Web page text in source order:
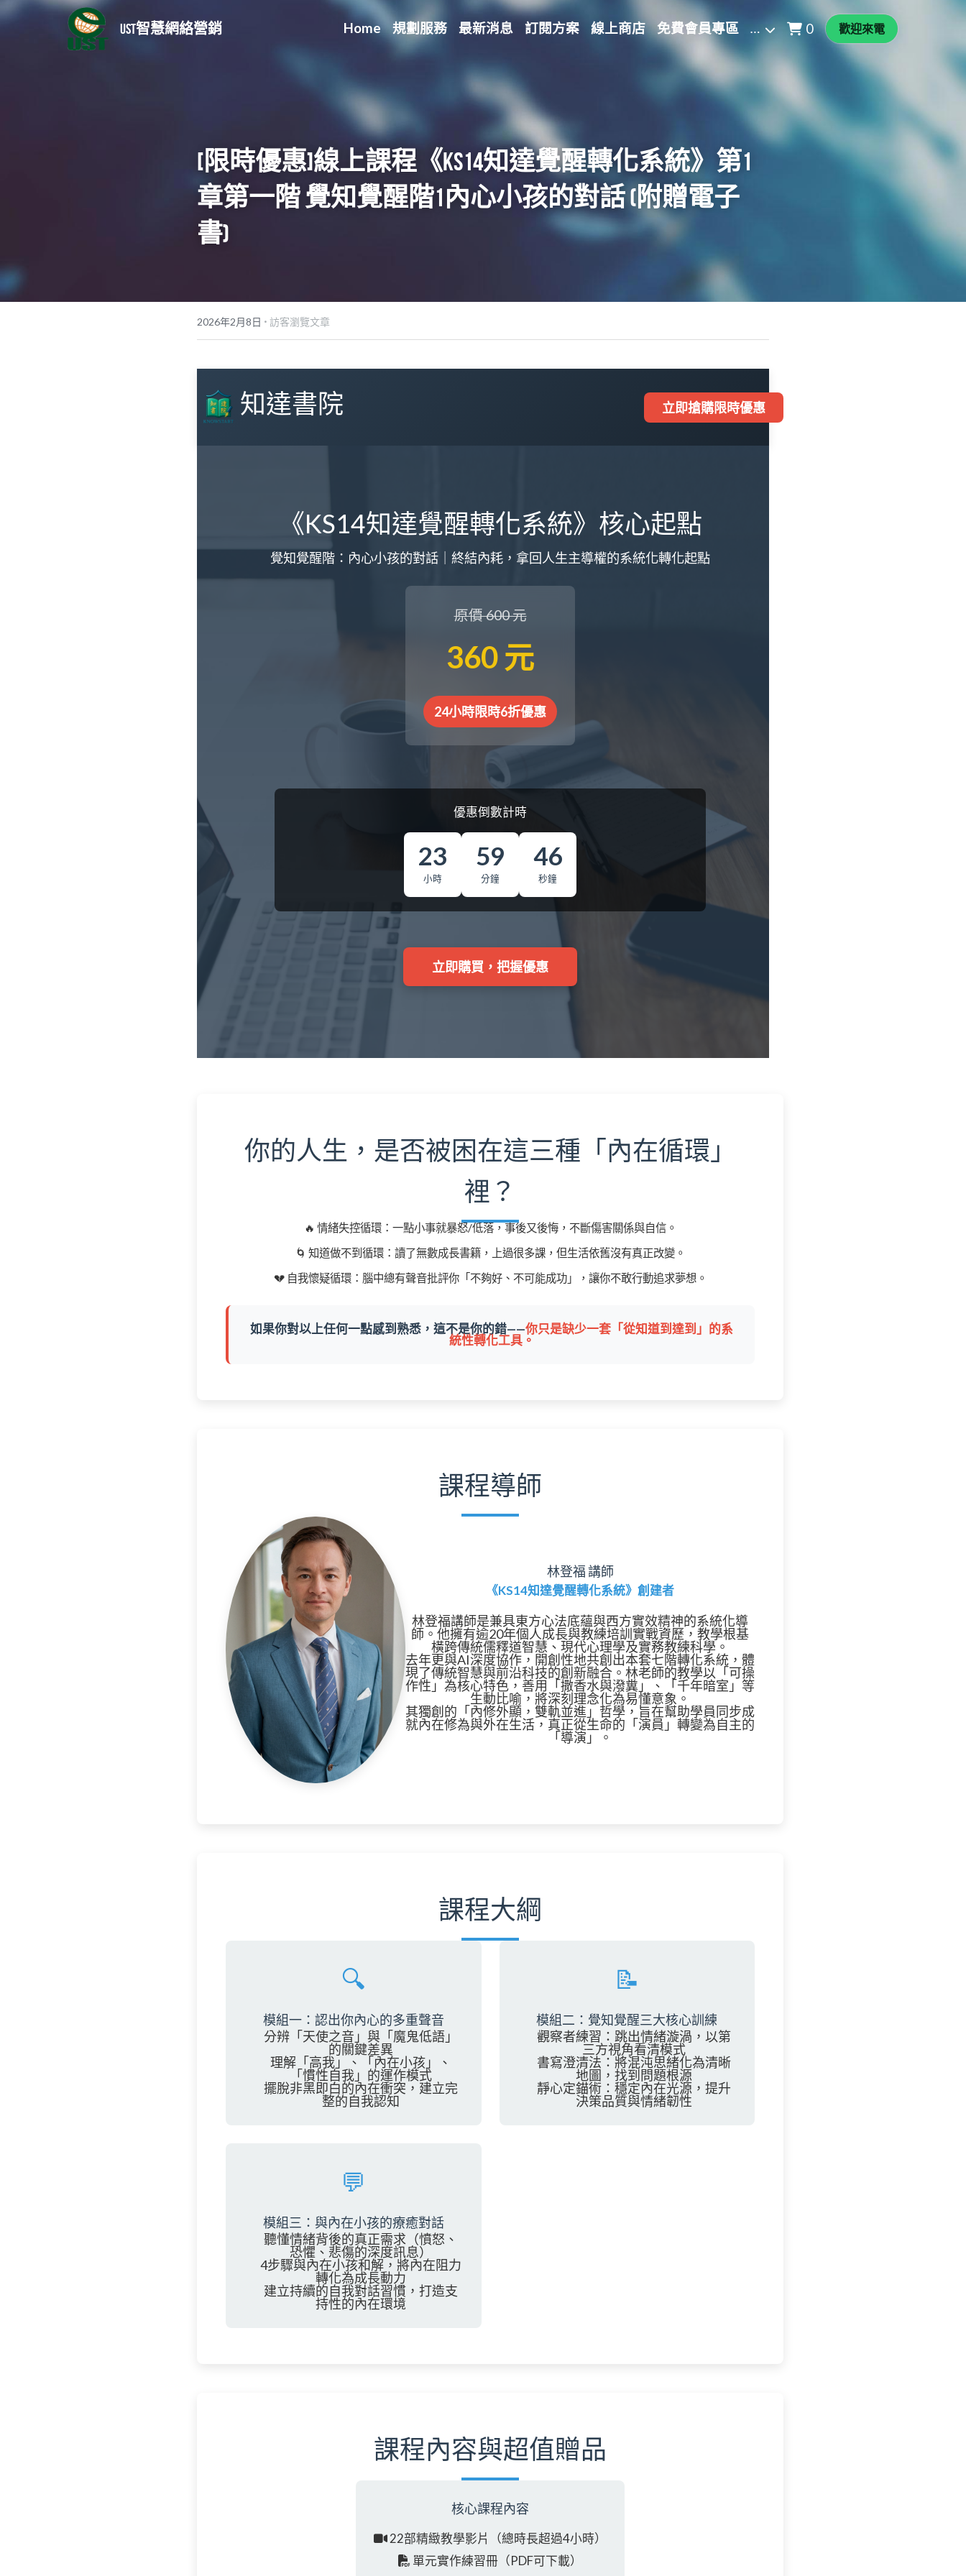
UST智慧網絡營銷 Home 規劃服務 最新消息 訂閱方案 線上商店 免費會員專區 … 0 歡迎來電
[限時優惠]線上課程《KS14知達覺醒轉化系統》第1
章第一階 覺知覺醒階1內心小孩的對話 (附贈電子
書)
2026年2月8日 · 訪客瀏覽文章
知達書院 立即搶購限時優惠
《KS14知達覺醒轉化系統》核心起點
覺知覺醒階：內心小孩的對話｜終結內耗，拿回人生主導權的系統化轉化起點
原價 600 元
360 元
24小時限時6折優惠
優惠倒數計時
23
小時
59
分鐘
45
秒鐘
立即購買，把握優惠
你的人生，是否被困在這三種「內在循環」
裡？
🔥 情緒失控循環：一點小事就暴怒/低落，事後又後悔，不斷傷害關係與自信。
🌀 知道做不到循環：讀了無數成長書籍，上過很多課，但生活依舊沒有真正改變。
💔 自我懷疑循環：腦中總有聲音批評你「不夠好、不可能成功」，讓你不敢行動追求夢想。
如果你對以上任何一點感到熟悉，這不是你的錯——你只是缺少一套「從知道到達到」的系
統性轉化工具。
課程導師
林登福 講師
《KS14知達覺醒轉化系統》創建者
林登福講師是兼具東方心法底蘊與西方實效精神的系統化導
師。他擁有逾20年個人成長與教練培訓實戰資歷，教學根基
橫跨傳統儒釋道智慧、現代心理學及實務教練科學。
去年更與AI深度協作，開創性地共創出本套七階轉化系統，體
現了傳統智慧與前沿科技的創新融合。林老師的教學以「可操
作性」為核心特色，善用「撒香水與潑糞」、「千年暗室」等
生動比喻，將深刻理念化為易懂意象。
其獨創的「內修外顯，雙軌並進」哲學，旨在幫助學員同步成
就內在修為與外在生活，真正從生命的「演員」轉變為自主的
「導演」。
課程大綱
🔍
模組一：認出你內心的多重聲音
分辨「天使之音」與「魔鬼低語」
的關鍵差異
理解「高我」、「內在小孩」、
「慣性自我」的運作模式
擺脫非黑即白的內在衝突，建立完
整的自我認知
📝
模組二：覺知覺醒三大核心訓練
觀察者練習 ：跳出情緒漩渦，以第
三方視角看清模式
書寫澄清法 ：將混沌思緒化為清晰
地圖，找到問題根源
靜心定錨術 ：穩定內在光源，提升
決策品質與情緒韌性
💬
模組三：與內在小孩的療癒對話
聽懂情緒背後的真正需求（憤怒、
恐懼、悲傷的深度訊息）
4步驟與內在小孩和解，將內在阻力
轉化為成長動力
建立持續的自我對話習慣，打造支
持性的內在環境
課程內容與超值贈品
核心課程內容
22部精緻教學影片
（總時長超過4小時）
單元實作練習冊 （PDF可下載）